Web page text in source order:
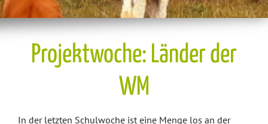
Projektwoche: Länder der
WM
In der letzten Schulwoche ist eine Menge los an der